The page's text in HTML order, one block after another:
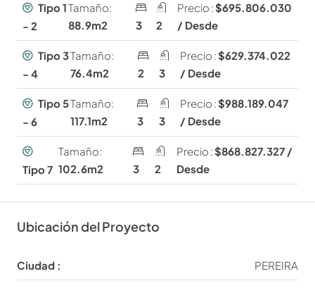
Tipo 1
- 2
Tamaño:
88.9m2
3 2
Precio :$695.806.030
/ Desde
Tipo 3
- 4
Tamaño:
76.4m2
2 3
Precio :$629.374.022
/ Desde
Tipo 5
- 6
Tamaño:
117.1m2
3 3
Precio :$988.189.047
/ Desde
Tipo 7
Tamaño:
102.6m2
3 2
Precio :$868.827.327 /
Desde
Ubicación del Proyecto
Ciudad : PEREIRA